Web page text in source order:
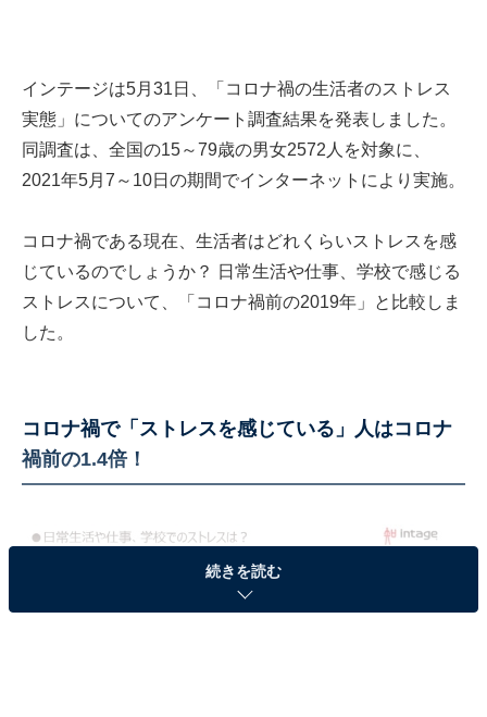
インテージは5月31日、「コロナ禍の生活者のストレス
実態」についてのアンケート調査結果を発表しました。
同調査は、全国の15～79歳の男女2572人を対象に、
2021年5月7～10日の期間でインターネットにより実施。
コロナ禍である現在、生活者はどれくらいストレスを感
じているのでしょうか？ 日常生活や仕事、学校で感じる
ストレスについて、「コロナ禍前の2019年」と比較しま
した。
コロナ禍で「ストレスを感じている」人はコロナ
禍前の1.4倍！
続きを読む